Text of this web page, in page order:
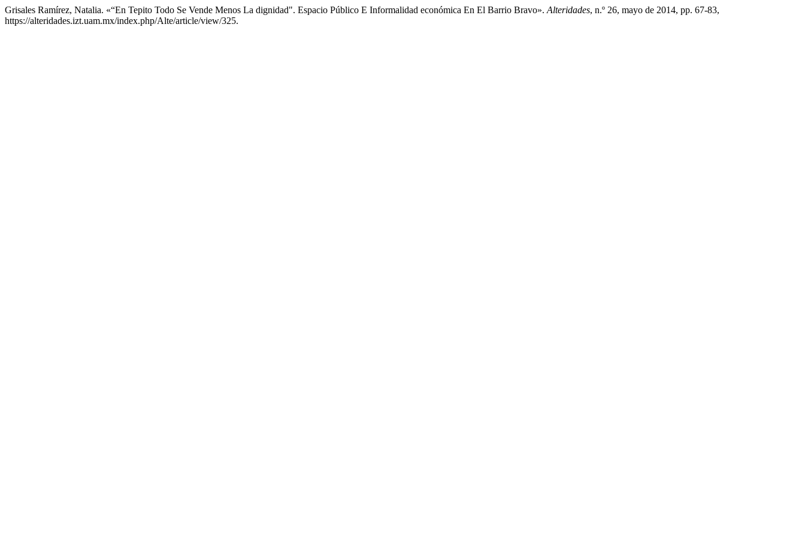
Grisales Ramírez, Natalia. «“En Tepito Todo Se Vende Menos La dignidad". Espacio Público E Informalidad económica En El Barrio Bravo». Alteridades, n.º 26, mayo de 2014, pp. 67-83,
https://alteridades.izt.uam.mx/index.php/Alte/article/view/325.